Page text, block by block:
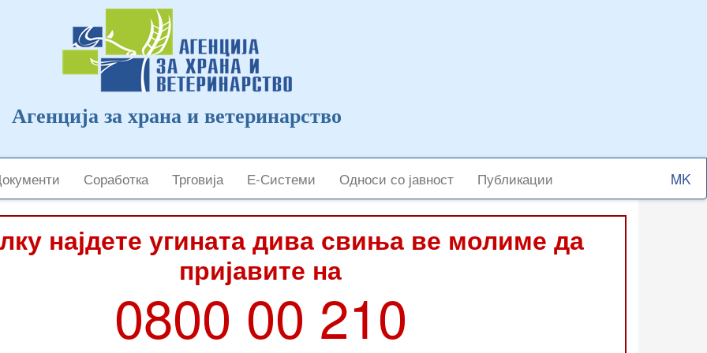
Агенција за храна и ветеринарство
Соработка Трговија Е-Системи Односи со јавност Публикации
Select
your
најдете угината дива свиња ве молиме да
пријавите на
0800 00 210